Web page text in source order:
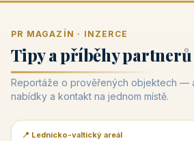
PR MAGAZÍN · INZERCE
Tipy a příběhy partnerů
Reportáže o prověřených objektech —
nabídky a kontakt na jednom místě.
📰 PR článek
📍 Lednicko-valtický areál